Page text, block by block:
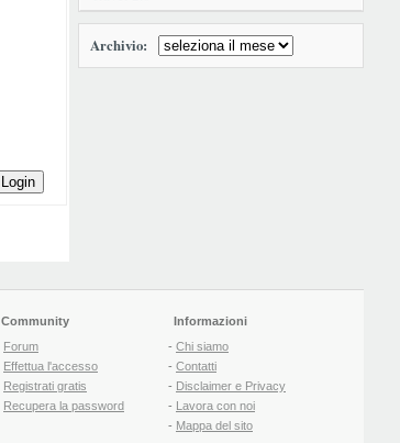
Login
Archivio:
Community
Forum
Effettua l'accesso
Registrati gratis
Recupera la password
Informazioni
- Chi siamo
- Contatti
- Disclaimer e Privacy
- Lavora con noi
- Mappa del sito